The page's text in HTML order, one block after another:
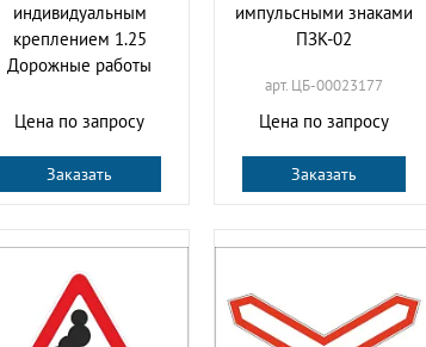
индивидуальным
креплением 1.25
Дорожные работы
Цена по запросу
Заказать
импульсными знаками
ПЗК-02
арт. ЦБ-00023177
Цена по запросу
Заказать